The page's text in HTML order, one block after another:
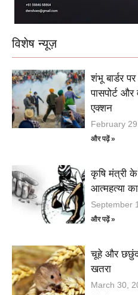
विशेष न्यूज़
शंभू बार्डर
पासपोर्ट और
एक्शन
February
और पढ़ें »
कृषि मंत्री
आत्महत्या
September
और पढ़ें »
चूहे और
खतरा
March 30,